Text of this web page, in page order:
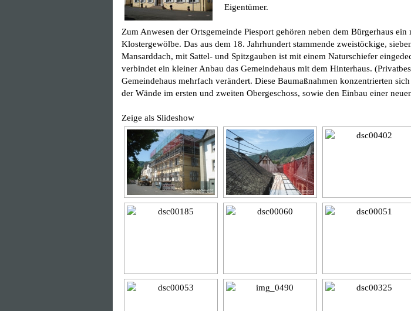
Eigentümer.
Zum Anwesen der Ortsgemeinde Piesport gehören neben dem Bürgerhaus
Klostergewölbe. Das aus dem 18. Jahrhundert stammende zweistöckige,
Mansarddach, mit Sattel- und Spitzgauben ist mit einem Naturschiefer
verbindet ein kleiner Anbau das Gemeindehaus mit dem Hinterhaus.
Gemeindehaus mehrfach verändert. Diese Baumaßnahmen konzentrierten
der Wände im ersten und zweiten Obergeschoss, sowie den Einbau einer
Zeige als Slideshow